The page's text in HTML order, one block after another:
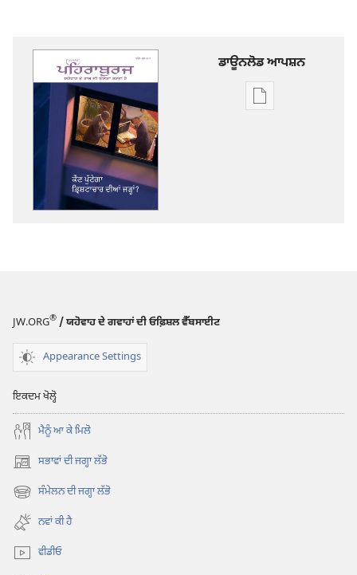
ਡਾਊਨਲੋਡ ਆਪਸ਼ਨ
ਡਿਜੀਟਲ
JW.ORG® / ਯਹੋਵਾਹ ਦੇ ਗਵਾਹਾਂ ਦੀ ਓਫ਼ਿਸ਼ਲ ਵੈੱਬਸਾਈਟ
Appearance Settings
ਇਕਦਮ ਖੋਲ੍ਹੋ
ਮੈਨੂੰ ਆ ਕੇ ਮਿਲੋ
ਸਭਾਵਾਂ ਦੀ ਜਗ੍ਹਾ ਲੱਭੋ
(opens
new
window)
ਸੰਮੇਲਨ ਦੀ ਜਗ੍ਹਾ ਲੱਭੋ
(opens
new
window)
ਨਵਾਂ ਕੀ ਹੈ
ਵੀਡੀਓ